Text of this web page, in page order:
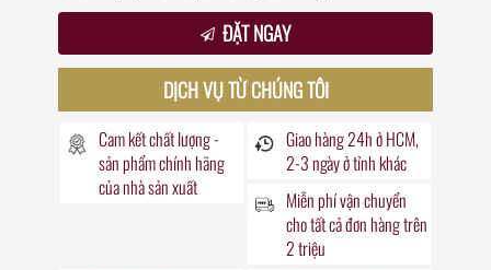
ĐẶT NGAY
DỊCH VỤ TỪ CHÚNG TÔI
Cam kết chất lượng -
sản phẩm chính hãng
của nhà sản xuất
Giao hàng24hở HCM,
2-3 ngày ở tỉnh khác
Miễn phí vận chuyển
cho tất cả đơn hàng trên
2 triệu